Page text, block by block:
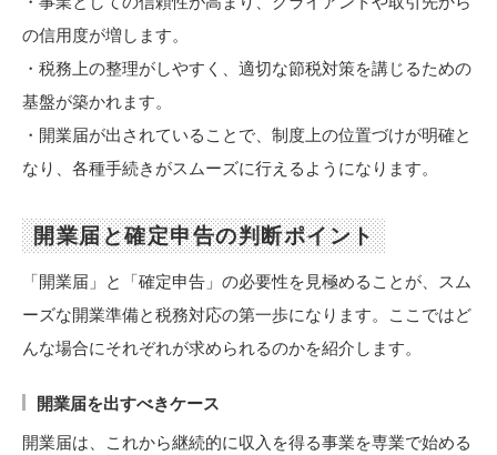
の信用度が増します。
・税務上の整理がしやすく、適切な節税対策を講じるための
基盤が築かれます。
・開業届が出されていることで、制度上の位置づけが明確と
なり、各種手続きがスムーズに行えるようになります。
開業届と確定申告の判断ポイント
「開業届」と「確定申告」の必要性を見極めることが、スム
ーズな開業準備と税務対応の第一歩になります。ここではど
んな場合にそれぞれが求められるのかを紹介します。
開業届を出すべきケース
開業届は、これから継続的に収入を得る事業を専業で始める